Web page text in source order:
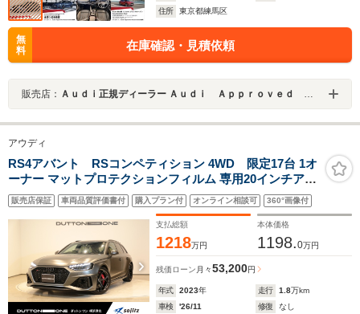
住所
東京都練馬区
無
料
在庫確認・見積依頼
販売店： Ａｕｄｉ正規ディーラー Ａｕｄｉ Ａｐｐｒｏｖｅｄ Ａｕｔｏｍｏｂｉｌｅ練馬
アウディ
RS4アバント RSコンペティション 4WD 限定17台 1オ
ーナー マットプロテクションフィルム 専用20インチアル
ミホイール マットカーボンエクステリアパッケージ コン
フォートパッケージ ブラックAudiRings RSスポーツエキ
ゾーストプラス シートヒーター
販売店保証 車両品質評価書付 購入プラン付 オンライン相談可 360°画像付
支払総額
1218万円
本体価格
1198.0万円
残価ローン 月々53,200円
年式 2023年 走行 1.8万km
車検
'26/11 修復
なし